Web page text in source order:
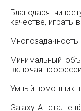
Благодаря
качестве,
Минимальный
включая
Умный помощник
Galaxy AI стал